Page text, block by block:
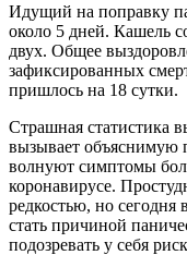
Идущий на поправку
около 5 дней. Кашель
двух. Общее
зафиксированных
пришлось на 18 сутки.
Страшная статистика
вызывает объяснимую
волнуют симптомы
коронавирусе.
редкостью, но сегодня
стать причиной
подозревать у себя